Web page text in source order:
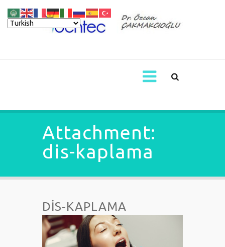
Attachment:
dis-kaplama
DIS-KAPLAMA